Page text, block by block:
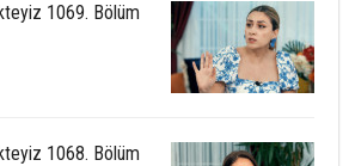
1069. Bölüm
1068. Bölüm